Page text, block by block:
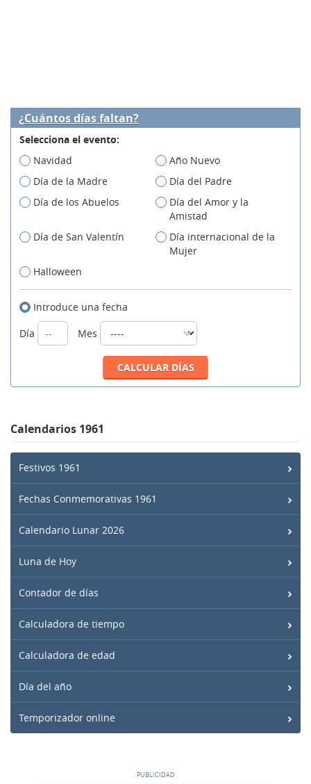
¿Cuántos días faltan?
Selecciona el evento:
Navidad
Año Nuevo
Día de la Madre
Día del Padre
Día de los Abuelos
Día del Amor y la
Amistad
Día de San Valentín
Día internacional de la
Mujer
Halloween
Introduce una fecha
Día
Mes
Calendarios 1961
Festivos 1961
Fechas Conmemorativas 1961
Calendario Lunar 2026
Luna de Hoy
Contador de días
Calculadora de tiempo
Calculadora de edad
Día del año
Temporizador online